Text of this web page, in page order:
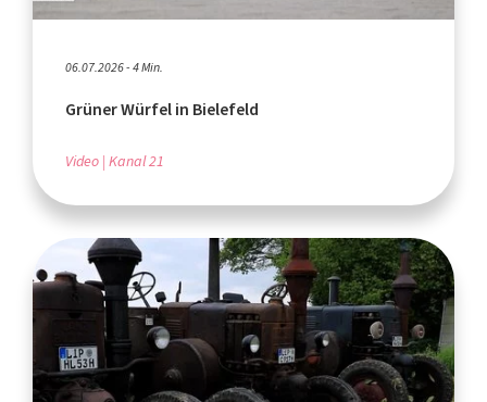
06.07.2026 - 4 Min.
Grüner Würfel in Bielefeld
Video Kanal 21